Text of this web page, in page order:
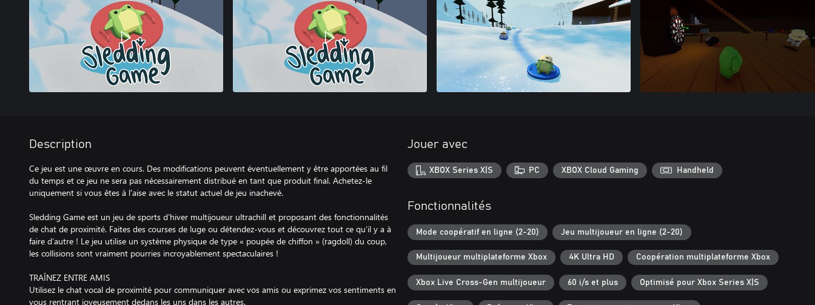
Description
Ce jeu est une œuvre en cours. Des modifications peuvent éventuellement y être apportées au fil
du temps et ce jeu ne sera pas nécessairement distribué en tant que produit final. Achetez-le
uniquement si vous êtes à l'aise avec le statut actuel de jeu inachevé.
Sledding Game est un jeu de sports d’hiver multijoueur ultrachill et proposant des fonctionnalités
de chat de proximité. Faites des courses de luge ou détendez-vous et découvrez tout ce qu’il y a à
faire d’autre ! Le jeu utilise un système physique de type « poupée de chiffon » (ragdoll) du coup,
les collisions sont vraiment pourries incroyablement spectaculaires !
TRAÎNEZ ENTRE AMIS
Utilisez le chat vocal de proximité pour communiquer avec vos amis ou exprimez vos sentiments en
vous rentrant joyeusement dedans les uns dans les autres.
Jouer avec
XBOX Series X|S PC XBOX Cloud Gaming Handheld
Fonctionnalités
Mode coopératif en ligne (2-20) Jeu multijoueur en ligne (2-20)
Multijoueur multiplateforme Xbox 4K Ultra HD Coopération multiplateforme Xbox
Xbox Live Cross-Gen multijoueur 60 i/s et plus Optimisé pour Xbox Series X|S